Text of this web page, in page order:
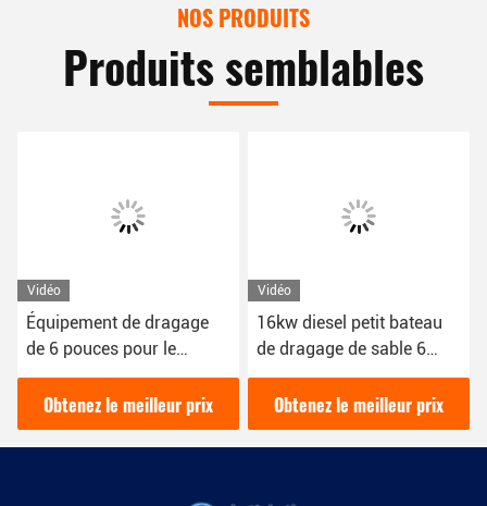
NOS PRODUITS
Produits semblables
Vidéo
Équipement de dragage
de 6 pouces pour le
dragage de sable avec
une apparence blanche
Obtenez le meilleur prix
Vidéo
16kw diesel petit bateau
de dragage de sable 6
pouces pour le dragage de
sable dans la rivière
Obtenez le meilleur prix